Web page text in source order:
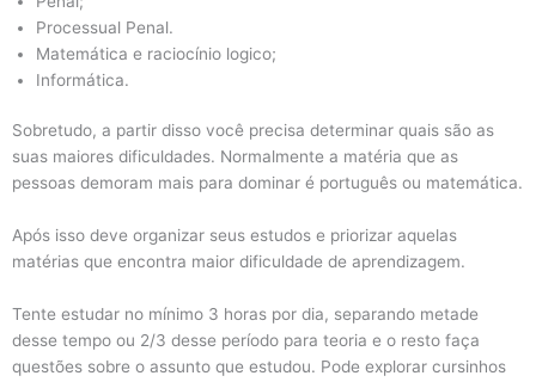
Processual Penal.
Matemática e raciocínio logico;
Informática.
Sobretudo, a partir disso você precisa determinar quais são as
suas maiores dificuldades. Normalmente a matéria que as
pessoas demoram mais para dominar é português ou matemática.
Após isso deve organizar seus estudos e priorizar aquelas
matérias que encontra maior dificuldade de aprendizagem.
Tente estudar no mínimo 3 horas por dia, separando metade
desse tempo ou 2/3 desse período para teoria e o resto faça
questões sobre o assunto que estudou. Pode explorar cursinhos